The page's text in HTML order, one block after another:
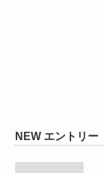
NEW エントリー